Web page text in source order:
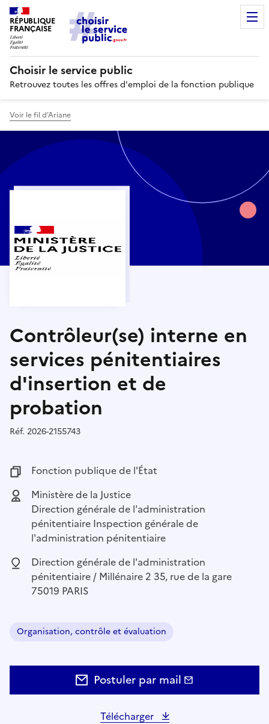
RÉPUBLIQUE
FRANÇAISE
Choisir le service public
Retrouvez toutes les offres d'emploi de la fonction publique
Voir le fil d’Ariane
Contrôleur(se) interne en
services pénitentiaires
d'insertion et de
probation
Réf. Référence :
2026-2155743
Fonction publique :
Fonction publique de l'État
Employeur :
Ministère de la Justice
Direction générale de l'administration
pénitentiaire Inspection générale de
l'administration pénitentiaire
Localisation :
Direction générale de l'administration
pénitentiaire / Millénaire 2 35, rue de la gare
75019 PARIS
Domaine :
Organisation, contrôle et évaluation
Postuler par mail
Télécharger